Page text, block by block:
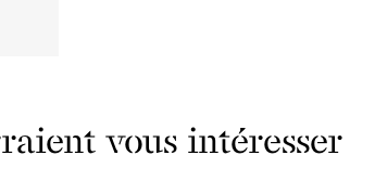
vous intéresser